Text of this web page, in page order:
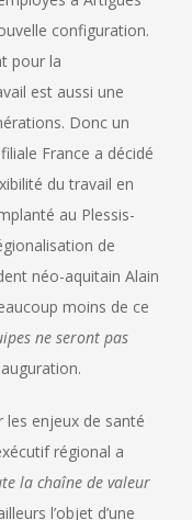
configuration.
pour la
est aussi une
Donc un
France a décidé
du travail en
au Plessis-
de
néo-aquitain Alain
moins de ce
ne seront pas
les enjeux de santé
régional a
la chaîne de valeur
l’objet d’une